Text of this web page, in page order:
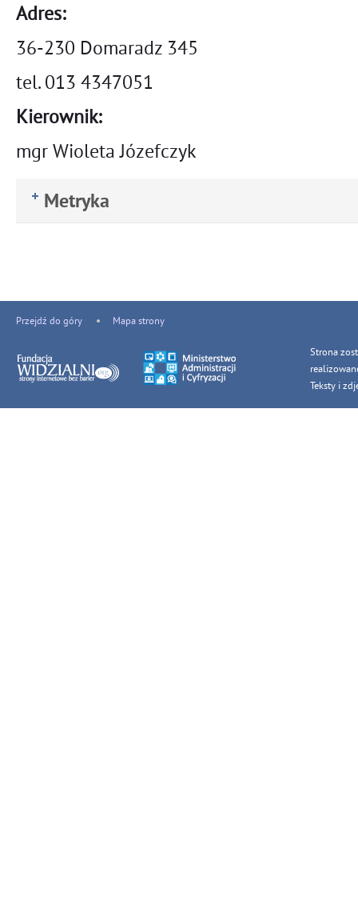
Adres:
36-230 Domaradz 345
tel. 013 4347051
Kierownik:
mgr Wioleta Józefczyk
Metryka
Przejdź do góry Mapa strony
Strona
Teksty i